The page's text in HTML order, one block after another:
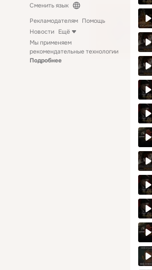
Сменить язык
Рекламодателям Помощь
Новости Ещё
Мы применяем
рекомендательные технологии
Подробнее